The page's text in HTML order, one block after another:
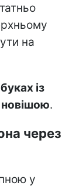
на
із
.
через
у